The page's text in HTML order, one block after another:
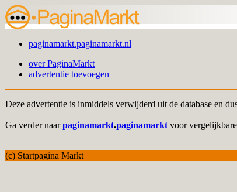
paginamarkt.paginamarkt.nl
over PaginaMarkt
advertentie toevoegen
Deze advertentie is inmiddels verwijderd uit de database en
Ga verder naarpaginamarkt.paginamarkt voor
(c) Startpagina Markt